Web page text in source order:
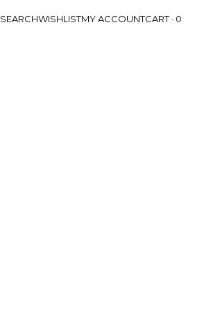
SEARCHWISHLISTMY ACCOUNTCART · 0